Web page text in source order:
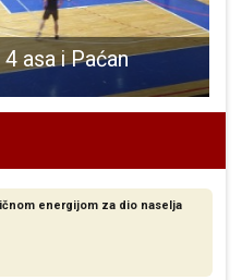
4 asa i Paćan
energijom za dio naselja